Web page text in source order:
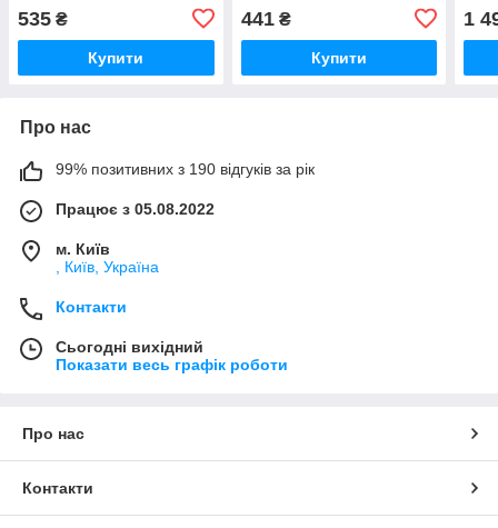
535 ₴
Купити
441₴
Купити
1
Про нас
99% позитивних з 190 відгуків за рік
Працює з 05.08.2022
м. Київ
, Київ, Україна
Контакти
Сьогодні вихідний
Показати весь графік роботи
Про нас
Контакти